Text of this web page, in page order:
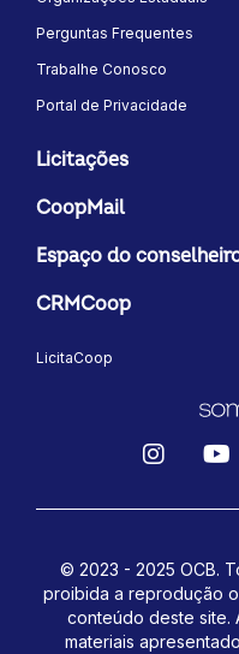
Perguntas Frequentes
Trabalhe Conosco
Portal de Privacidade
Licitações
CoopMail
Espaço do
CRMCoop
LicitaCoop
© 2023 - 2025 OCB.
proibida a reprodução
conteúdo deste site.
materiais